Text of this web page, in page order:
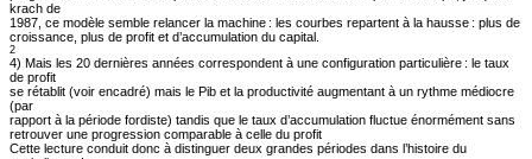
krach de
1987, ce modèle semble relancer la machine : les courbes repartent à la hausse : plus de
croissance, plus de profit et d’accumulation du capital.
2
4) Mais les 20 dernières années correspondent à une configuration particulière : le taux
de profit
se rétablit (voir encadré) mais le Pib et la productivité augmentant à un rythme médiocre
(par
rapport à la période fordiste) tandis que le taux d’accumulation fluctue énormément sans
retrouver une progression comparable à celle du profit
Cette lecture conduit donc à distinguer deux grandes périodes dans l’histoire du